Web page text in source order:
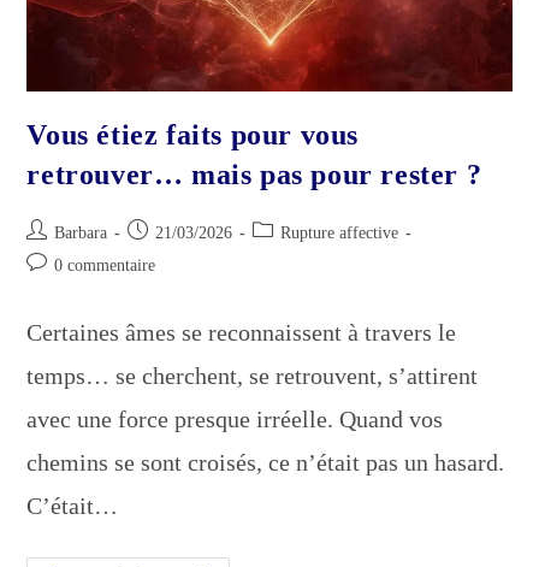
Vous étiez faits pour vous
retrouver… mais pas pour rester ?
Auteur/autrice
de
Barbara
Publication
publiée :
21/03/2026
PostRupture affective
Commentaires
publication :
0 commentaire
Certaines âmes se reconnaissent à travers le
temps… se cherchent, se retrouvent, s’attirent
avec une force presque irréelle. Quand vos
chemins se sont croisés, ce n’était pas un hasard.
C’était…